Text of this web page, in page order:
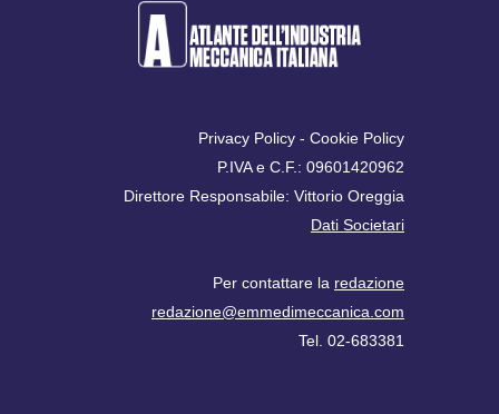
Privacy Policy - Cookie Policy
P.IVA e C.F.: 09601420962
Direttore Responsabile: Vittorio Oreggia
Dati Societari
Per contattare la redazione
redazione@emmedimeccanica.com
Tel. 02-683381